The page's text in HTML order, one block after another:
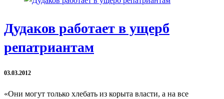
Дудаков работает в ущерб
репатриантам
03.03.2012
«Они могут только хлебать из корыта власти, а на все